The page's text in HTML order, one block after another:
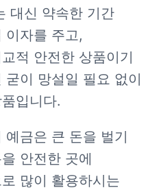
대신 약속한 기간
이자를 주고,
적 안전한 상품이기
이 망설일 필요 없이
입니다.
금은 큰 돈을 벌기
안전한 곳에
많이 활용하시는